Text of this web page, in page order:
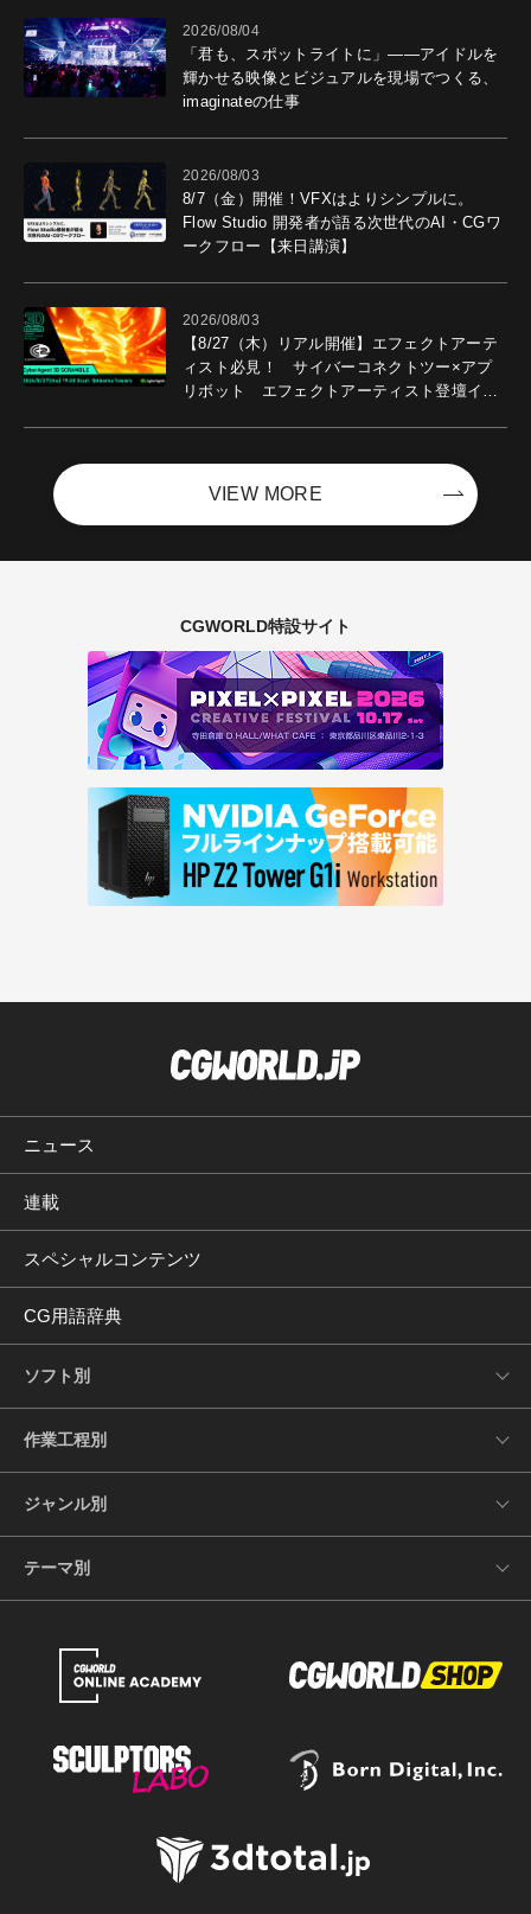
2026/08/04
「君も、スポットライトに」――アイドルを
輝かせる映像とビジュアルを現場でつくる、
imaginateの仕事
2026/08/03
8/7（金）開催！VFXはよりシンプルに。
Flow Studio 開発者が語る次世代のAI・CGワ
ークフロー【来日講演】
2026/08/03
【8/27（木）リアル開催】エフェクトアーテ
ィスト必見！ サイバーコネクトツー×アプ
リボット エフェクトアーティスト登壇イベ
VIEW MORE
CGWORLD特設サイト
ニュース
連載
スペシャルコンテンツ
CG用語辞典
ソフト別
作業工程別
ジャンル別
テーマ別